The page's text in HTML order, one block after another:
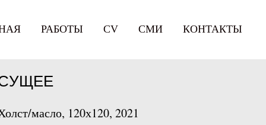
РАБОТЫ СV СМИ КОНТАКТЫ
масло, 120х120, 2021